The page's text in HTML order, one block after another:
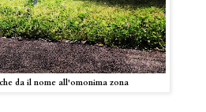
da il nome all'omonima zona